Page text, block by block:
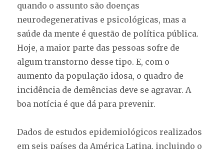
quando o assunto são doenças
neurodegenerativas e psicológicas, mas a
saúde da mente é questão de política pública.
Hoje, a maior parte das pessoas sofre de
algum transtorno desse tipo. E, com o
aumento da população idosa, o quadro de
incidência de demências deve se agravar. A
boa notícia é que dá para prevenir.
Dados de estudos epidemiológicos realizados
em seis países da América Latina, incluindo o